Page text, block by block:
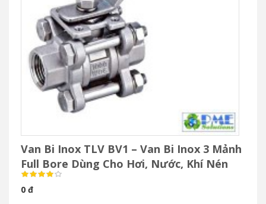
Van Bi Inox TLV BV1 – Van Bi Inox 3 Mảnh
Full Bore Dùng Cho Hơi, Nước, Khí Nén
0 đ